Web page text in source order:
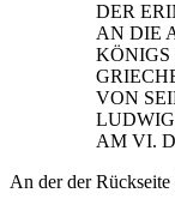
DER
AN DIE
KÖNIGS
VON
AM VI.
An der der Rückseite